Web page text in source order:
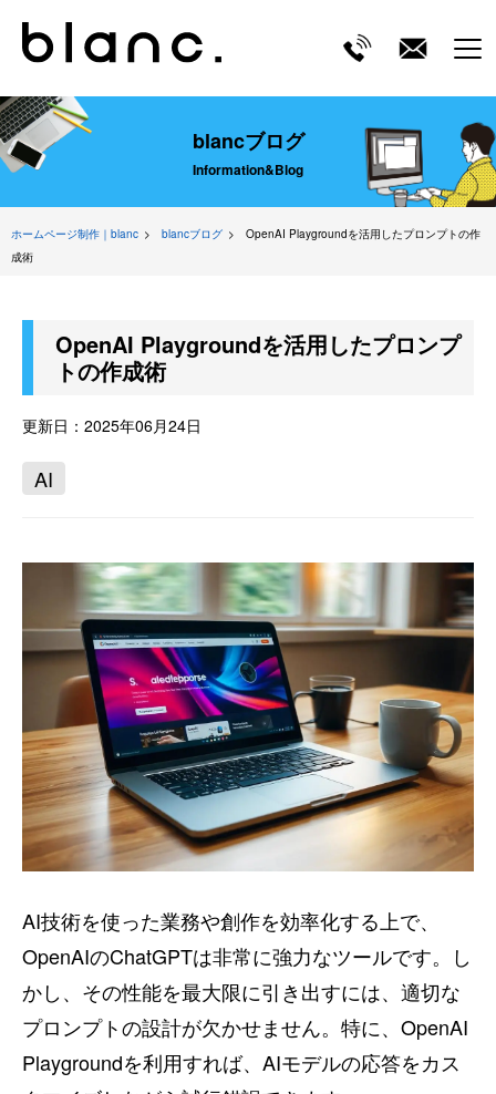
blancブログ
Information&Blog
ホームページ制作｜blanc blancブログ
OpenAI Playgroundを活用したプロンプトの作
成術
OpenAI Playgroundを活用したプロンプ
トの作成術
更新日： 2025年06月24日
AI
AI技術を使った業務や創作を効率化する上で、
OpenAIのChatGPTは非常に強力なツールです。し
かし、その性能を最大限に引き出すには、適切な
プロンプトの設計が欠かせません。特に、OpenAI
Playgroundを利用すれば、AIモデルの応答をカス